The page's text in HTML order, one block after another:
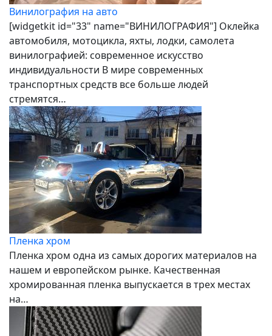
Винилография на авто
[widgetkit id="33" name="ВИНИЛОГРАФИЯ"] Оклейка
автомобиля, мотоцикла, яхты, лодки, самолета
винилографией: современное искусство
индивидуальности В мире современных
транспортных средств все больше людей
стремятся…
Пленка хром
Пленка хром одна из самых дорогих материалов на
нашем и европейском рынке. Качественная
хромированная пленка выпускается в трех местах
на…